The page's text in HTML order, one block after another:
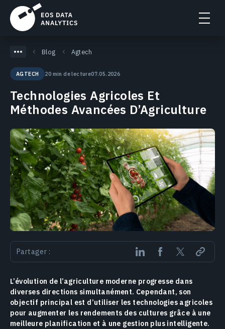
Blog Agtech
AGTECH 20 min de lecture07.05.2026
Technologies Agricoles Et
Méthodes Avancées D’Agriculture
Partager :
L’évolution de l’agriculture moderne progresse dans
diverses directions simultanément. Cependant, son
objectif principal est d’utiliser les technologies agricoles
pour augmenter les rendements des cultures grâce à une
meilleure planification et à une gestion plus intelligente.